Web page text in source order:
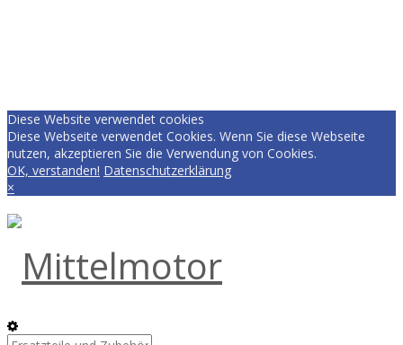
Diese Website verwendet cookies
Diese Webseite verwendet Cookies. Wenn Sie diese Webseite
nutzen, akzeptieren Sie die Verwendung von Cookies.
OK, verstanden! Datenschutzerklärung
×